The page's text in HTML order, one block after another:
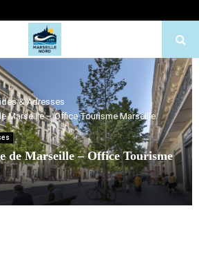
& Adresses
Marseille – Office Tourisme Marseille
de Marseille – Office Tourisme